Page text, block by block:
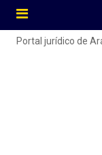
Portal jurídico de